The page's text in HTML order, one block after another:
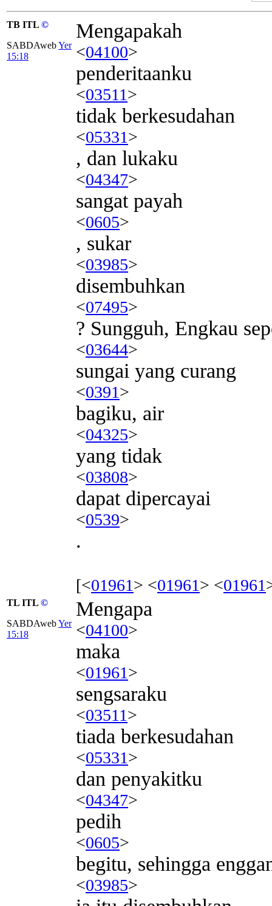
TB ITL ©
SABDAwebYer
15:18
Mengapakah
<04100>
penderitaanku
<03511>
tidak berkesudahan
<05331>
, dan lukaku
<04347>
sangat payah
<0605>
, sukar
<03985>
disembuhkan
<07495>
? Sungguh, Engkau
<03644>
sungai yang curang
<0391>
bagiku, air
<04325>
yang tidak
<03808>
dapat dipercayai
<0539>
.
[<01961> <01961> <01961
TL ITL ©
SABDAwebYer
15:18
Mengapa
<04100>
maka
<01961>
sengsaraku
<03511>
tiada berkesudahan
<05331>
dan penyakitku
<04347>
pedih
<0605>
begitu, sehingga
<03985>